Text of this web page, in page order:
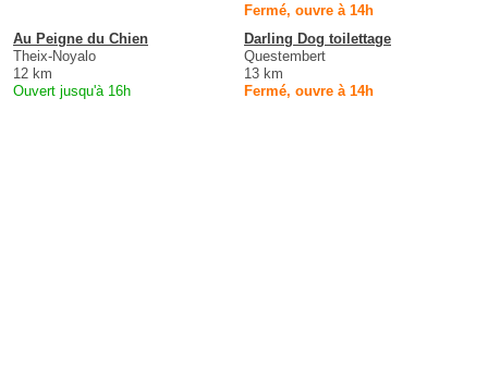
Fermé, ouvre à 14h
Au Peigne du Chien
Theix-Noyalo
12 km
Ouvert jusqu'à 16h
Darling Dog toilettage
Questembert
13 km
Fermé, ouvre à 14h